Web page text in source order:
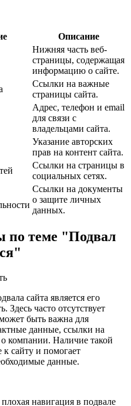
Описание
Нижняя часть веб-
страницы, содержащая
информацию о сайте.
Ссылки на важные
страницы сайта.
Адрес, телефон и email
для связи с
владельцами сайта.
Указание авторских
прав на контент сайта.
Ссылки на страницы в
социальных сетях.
Ссылки на документы
о защите личных
данных.
по теме "Подвал
сайта является его
Здесь часто отсутствует
быть важна для
данные, ссылки на
компании. Наличие такой
сайту и помогает
данные.
навигация в подвале